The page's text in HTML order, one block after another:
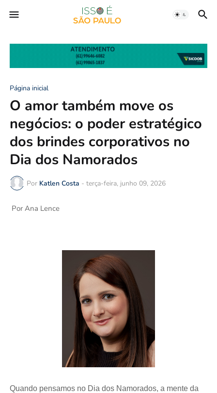
Página inicial
O amor também move os
negócios: o poder estratégico
dos brindes corporativos no
Dia dos Namorados
Por Katlen Costa - terça-feira, junho 09, 2026
Por Ana Lence
Quando pensamos no Dia dos Namorados, a mente da